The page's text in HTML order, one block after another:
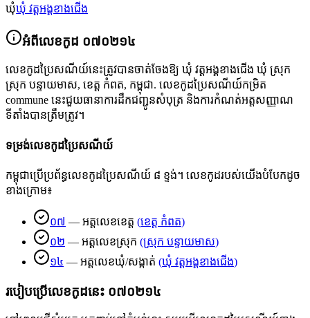
ឃុំឃុំ វត្ដអង្គខាងជើង
អំពីលេខកូដ ០៧០២១៤
លេខកូដប្រៃសណីយ៍នេះត្រូវបានចាត់ចែងឱ្យ ឃុំ វត្ដអង្គខាងជើង ឃុំ ស្រុក
ស្រុក បន្ទាយមាស, ខេត្ត កំពត, កម្ពុជា. លេខកូដប្រៃសណីយ៍កម្រិត
commune នេះជួយធានាការដឹកជញ្ជូនសំបុត្រ និងការកំណត់អត្តសញ្ញាណ
ទីតាំងបានត្រឹមត្រូវ។
ទម្រង់លេខកូដប្រៃសណីយ៍
កម្ពុជាប្រើប្រព័ន្ធលេខកូដប្រៃសណីយ៍ ៨ ខ្ទង់។ លេខកូដរបស់យើងបំបែកដូច
ខាងក្រោម៖
០៧ — អត្តលេខខេត្ត (ខេត្ត កំពត)
០២ — អត្តលេខស្រុក (ស្រុក បន្ទាយមាស)
១៤ — អត្តលេខឃុំ/សង្កាត់ (ឃុំ វត្ដអង្គខាងជើង)
របៀបប្រើលេខកូដនេះ ០៧០២១៤